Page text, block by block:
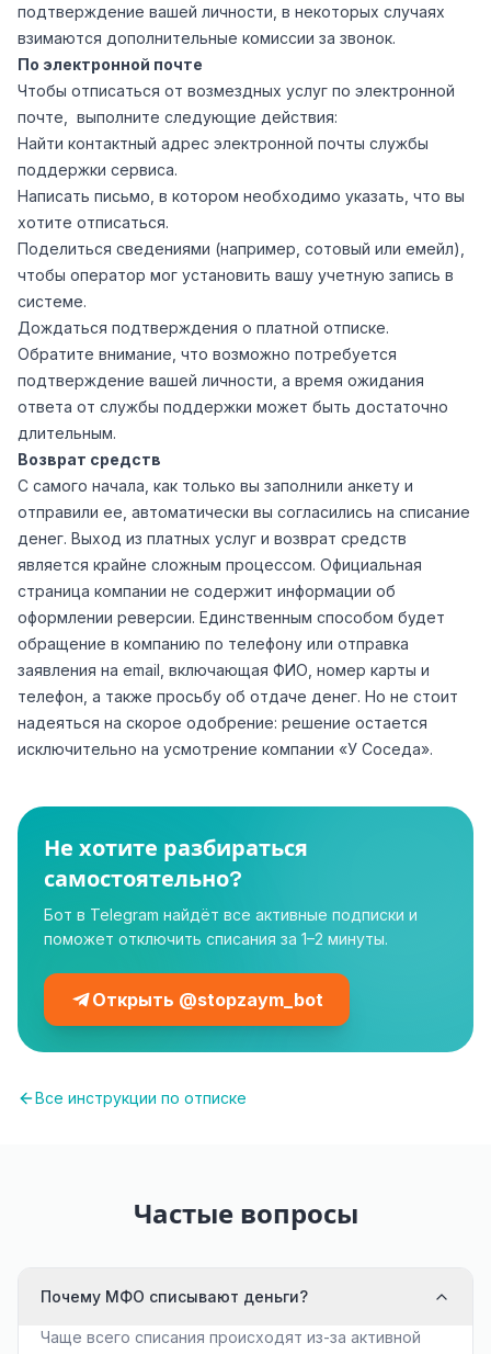
подтверждение вашей личности, в некоторых случаях
взимаются дополнительные комиссии за звонок.
По электронной почте
Чтобы отписаться от возмездных услуг по электронной
почте, выполните следующие действия:
Найти контактный адрес электронной почты службы
поддержки сервиса.
Написать письмо, в котором необходимо указать, что вы
хотите отписаться.
Поделиться сведениями (например, сотовый или емейл),
чтобы оператор мог установить вашу учетную запись в
системе.
Дождаться подтверждения о платной отписке.
Обратите внимание, что возможно потребуется
подтверждение вашей личности, а время ожидания
ответа от службы поддержки может быть достаточно
длительным.
Возврат средств
С самого начала, как только вы заполнили анкету и
отправили ее, автоматически вы согласились на списание
денег. Выход из платных услуг и возврат средств
является крайне сложным процессом. Официальная
страница компании не содержит информации об
оформлении реверсии. Единственным способом будет
обращение в компанию по телефону или отправка
заявления на email, включающая ФИО, номер карты и
телефон, а также просьбу об отдаче денег. Но не стоит
надеяться на скорое одобрение: решение остается
исключительно на усмотрение компании «У Соседа».
Не хотите разбираться
самостоятельно?
Бот в Telegram найдёт все активные подписки и
поможет отключить списания за 1–2 минуты.
Открыть @stopzaym_bot
Все инструкции по отписке
Частые вопросы
Почему МФО списывают деньги?
Чаще всего списания происходят из-за активной